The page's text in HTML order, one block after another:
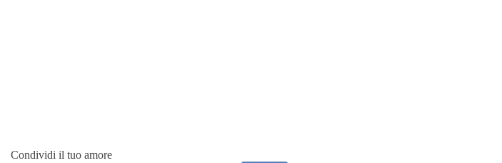
Condividi il tuo amore